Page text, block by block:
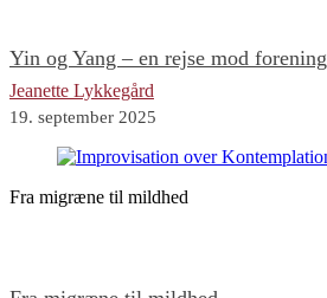
Yin og Yang – en rejse mod forening
Jeanette Lykkegård
19. september 2025
Fra migræne til mildhed